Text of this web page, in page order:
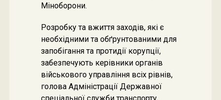
Міноборони.
Розробку та вжиття заходів, які є
необхідними та обґрунтованими для
запобігання та протидії корупції,
забезпечують керівники органів
військового управління всіх рівнів,
голова Адміністрації Державної